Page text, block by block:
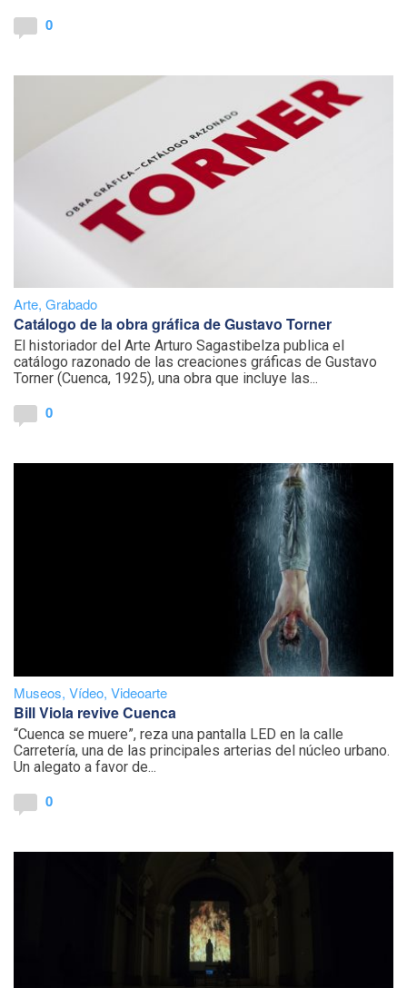
0
Arte, Grabado
Catálogo de la obra gráfica de Gustavo Torner
El historiador del Arte Arturo Sagastibelza publica el
catálogo razonado de las creaciones gráficas de Gustavo
Torner (Cuenca, 1925), una obra que incluye las...
0
Museos, Vídeo, Videoarte
Bill Viola revive Cuenca
“Cuenca se muere”, reza una pantalla LED en la calle
Carretería, una de las principales arterias del núcleo urbano.
Un alegato a favor de...
0